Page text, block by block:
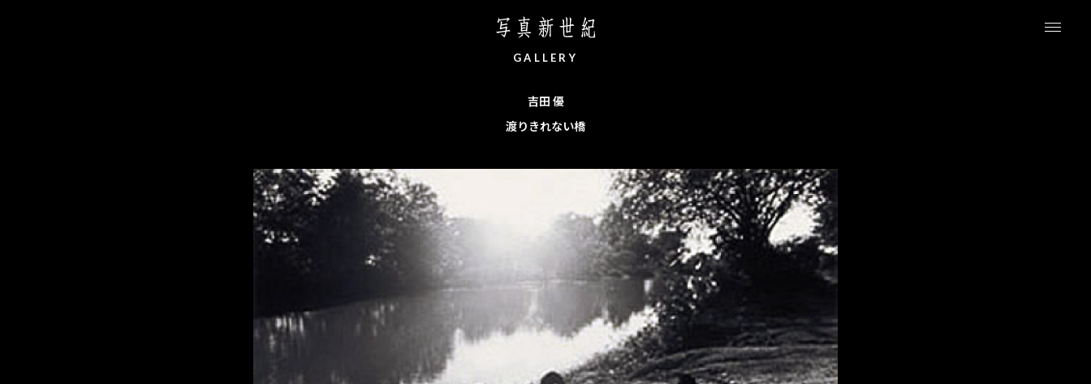
ホーム EN
GA L L E RY
吉田 優
渡りきれない橋